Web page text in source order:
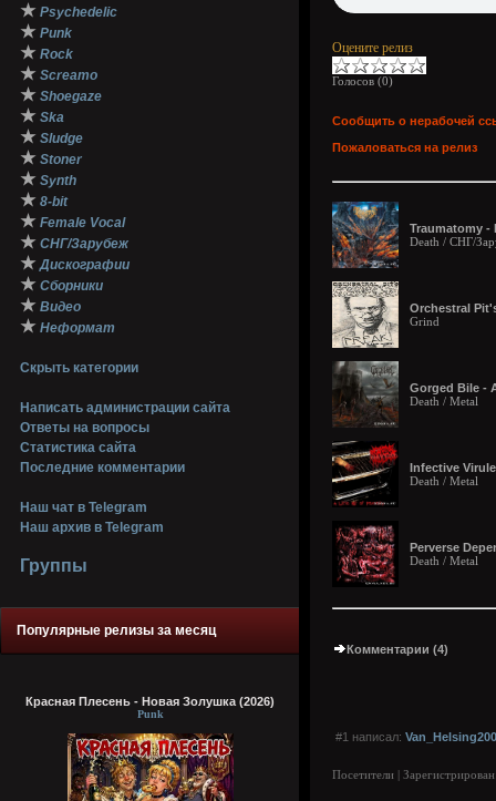
★ Psychedelic
★ Punk
★ Rock
★ Screamo
★ Shoegaze
★ Ska
★ Sludge
★ Stoner
★ Synth
★ 8-bit
★ Female Vocal
★ СНГ/Зарубеж
★ Дискографии
★ Сборники
★ Видео
★ Неформат
Скрыть категории
Написать администрации сайта
Ответы на вопросы
Статистика сайта
Последние комментарии
Наш чат в Telegram
Наш архив в Telegram
Группы
Популярные релизы за месяц
Красная Плесень - Новая Золушка (2026)
Punk
Оцените релиз
Голосов (0)
Сообщить о нерабочей
Пожаловаться на релиз
Traumatomy -
Death / СНГ/
Orchestral
Grind
Gorged Bile -
Death / Metal
Infective
Death / Metal
Perverse
Death / Metal
Комментарии (4)
#1 написал:
Посетители |